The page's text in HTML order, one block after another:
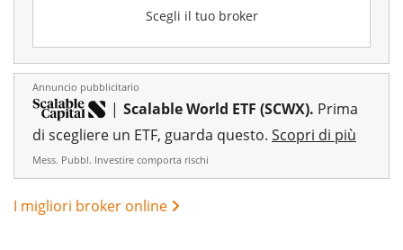
Scegli il tuo broker
Annuncio pubblicitario
| Scalable World ETF (SCWX). Prima
di scegliere un ETF, guarda questo. Scopri di più
Mess. Pubbl. Investire comporta rischi
I migliori broker online